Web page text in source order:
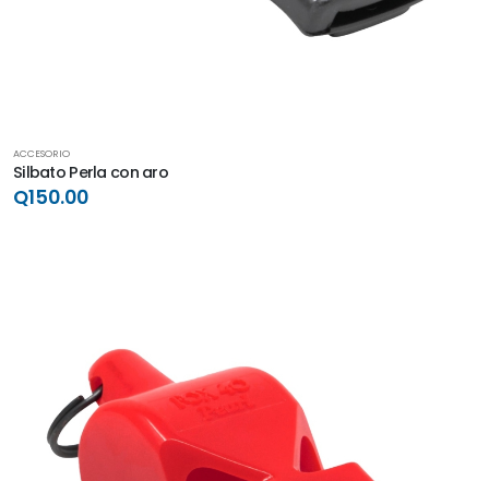
ACCESORIO
Silbato Perla con aro
Q150.00